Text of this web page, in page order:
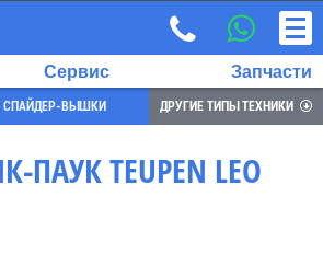
Сервис Запчасти
СПАЙДЕР-ВЫШКИ ДРУГИЕ ТИПЫ ТЕХНИКИ
TEUPEN LEO